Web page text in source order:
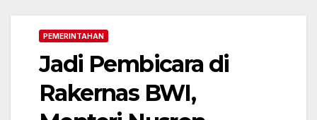
PEMERINTAHAN
Jadi Pembicara di
Rakernas BWI,